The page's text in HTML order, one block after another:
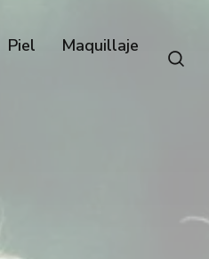
Piel Maquillaje